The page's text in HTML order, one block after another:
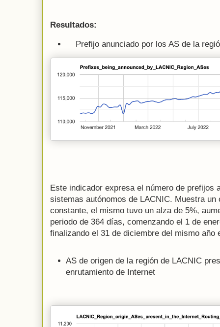
Resultados:
Prefijo anunciado por los AS de la
Este indicador expresa el número de prefijos
sistemas autónomos de LACNIC. Muestra un
constante, el mismo tuvo un alza de 5%,
periodo de 364 días, comenzando el 1 de
finalizando el 31 de diciembre del mismo año
AS de origen de la región de LACNIC
enrutamiento de Internet